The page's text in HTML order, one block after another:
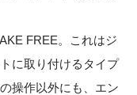
FREE。これはジ
に取り付けるタイプ
操作以外にも、エン